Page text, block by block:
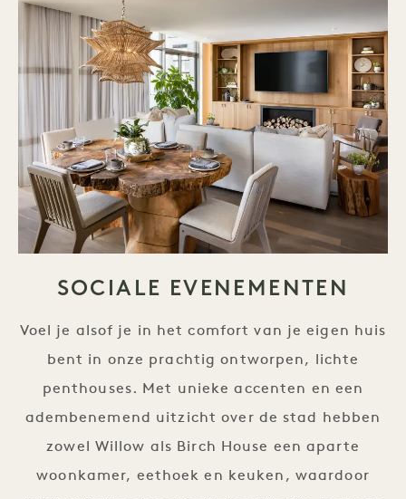
SOCIALE EVENEMENTEN
Voel je alsof je in het comfort van je eigen huis
bent in onze prachtig ontworpen, lichte
penthouses. Met unieke accenten en een
adembenemend uitzicht over de stad hebben
zowel Willow als Birch House een aparte
woonkamer, eethoek en keuken, waardoor